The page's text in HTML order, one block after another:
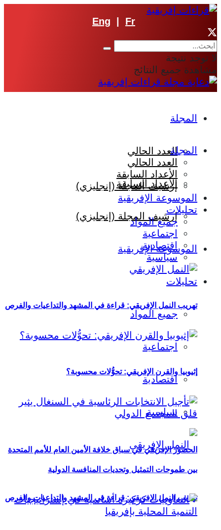
Eng Fr
لا توجد نتيجة
مشاهدة جميع النتائج
المجلة
العدد الحالي
الأعداد السابقة
إرشيف المجلة (إنجليزي)
الموسوعة الإفريقية
تحليلات
جميع المواد
اجتماعية
اقتصادية
سياسية
تهريب النمل الإفريقي: قراءة في المشهد والتداعيات والفرص
المجلة
العدد الحالي
الأعداد السابقة
إرشيف المجلة (إنجليزي)
الموسوعة الإفريقية
تحليلات
جميع المواد
اجتماعية
اقتصادية
سياسية
تهريب النمل الإفريقي: قراءة في المشهد والتداعيات والفرص
إثيوبيا والقرن الإفريقي: تحوُّلات محسوبة؟
الحضور الإفريقي في سباق خلافة الأمين العام للأمم المتحدة
بين طموحات التمثيل وتحديات المنافسة الدولية